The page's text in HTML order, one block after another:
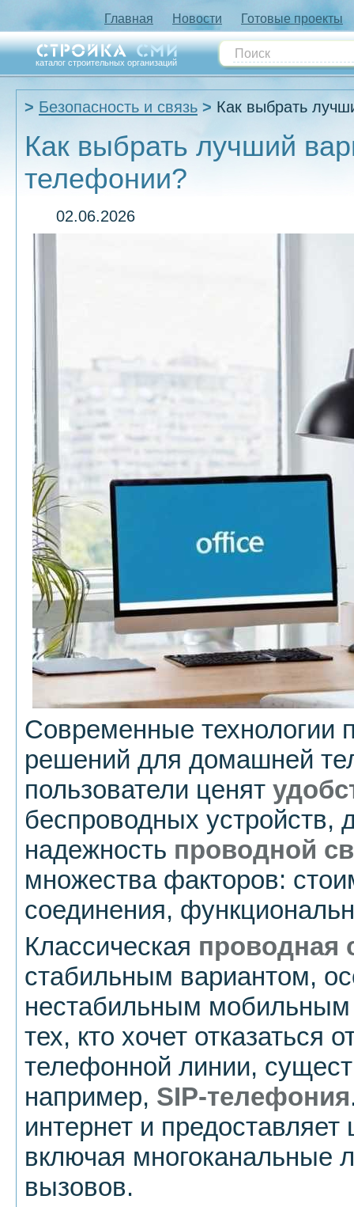
Главная Новости Готовые проекты
каталог строительных организаций
Безопасность и связь Как выбрать
Как выбрать лучший
телефонии?
02.06.2026
Современные технологии
решений для домашней
пользователи ценят
беспроводных устройств,
надежность проводной
множества факторов:
соединения,
Классическая проводная
стабильным вариантом,
нестабильным
тех, кто хочет отказаться
телефонной линии,
например, SIP-телефония
интернет и
включая многоканальные
вызовов.